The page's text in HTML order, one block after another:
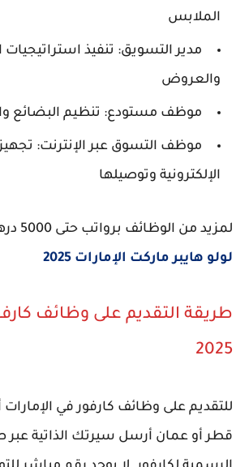
الملابس
مدير التسويق: تنفيذ
والعروض
موظف مستودع: تنظيم البضائع
موظف التسوق عبر الإنترنت:
الإلكترونية وتوصيلها
لمزيد من الوظائف برواتب حتى 5000 درهم زر:
لولو هايبر ماركت الإمارات 2025
طريقة التقديم على وظائف
2025
للتقديم على وظائف كارفور في الإمارات
قطر أو عمان أرسل سيرتك الذاتية